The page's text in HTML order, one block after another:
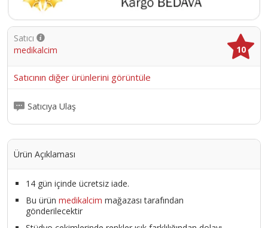
Satıcı
medikalcim
10
Satıcının diğer ürünlerini görüntüle
Satıcıya Ulaş
Ürün Açıklaması
14 gün içinde ücretsiz iade.
Bu ürün medikalcim mağazası tarafından
gönderilecektir